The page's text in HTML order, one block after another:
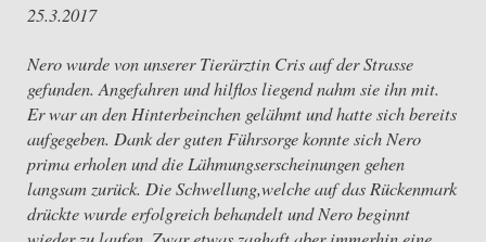
25.3.2017
Nero wurde von unserer Tierärztin Cris auf der Strasse
gefunden. Angefahren und hilflos liegend nahm sie ihn mit.
Er war an den Hinterbeinchen gelähmt und hatte sich bereits
aufgegeben. Dank der guten Führsorge konnte sich Nero
prima erholen und die Lähmungserscheinungen gehen
langsam zurück. Die Schwellung,welche auf das Rückenmark
drückte wurde erfolgreich behandelt und Nero beginnt